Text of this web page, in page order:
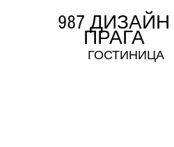
987 ДИЗАЙН
ПРАГА
ГОСТИНИЦА